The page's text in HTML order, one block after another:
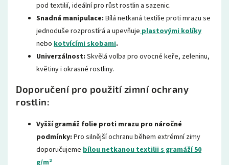
pod textilií, ideální pro růst rostlin a sazenic.
Snadná manipulace: Bílá netkaná textilie proti mrazu se
jednoduše rozprostírá a upevňuje plastovými kolíky
nebo kotvícími skobami.
Univerzálnost: Skvělá volba pro ovocné keře, zeleninu,
květiny i okrasné rostliny.
Doporučení pro použití zimní ochrany
rostlin:
Vyšší gramáž folie proti mrazu pro náročné
podmínky: Pro silnější ochranu během extrémní zimy
doporučujeme bílou netkanou textilii s gramáží 50
g/m²